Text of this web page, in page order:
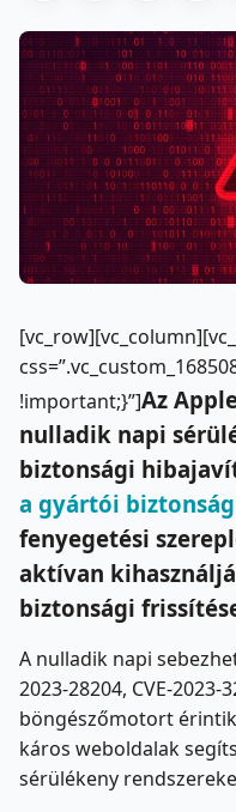
!important;}”]Az
nulladik napi
biztonsági
a gyártói
fenyegetési
aktívan
biztonsági
A nulladik napi
2023-28204, CVE-2023-
böngészőmotort
káros weboldalak
sérülékeny